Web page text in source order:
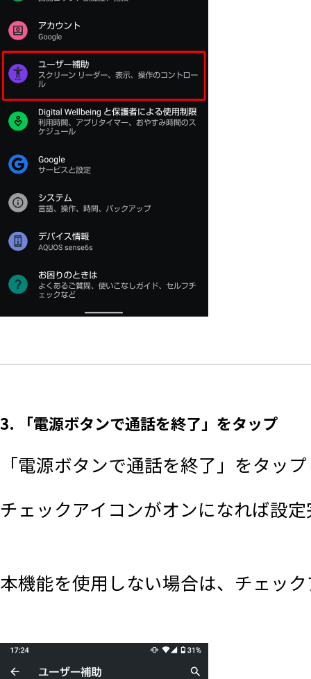
3. 「電源ボタンで通話を終了」をタップ
「電源ボタンで通話を終了」をタッ
チェックアイコンがオンになれば設
本機能を使用しない場合は、チェッ